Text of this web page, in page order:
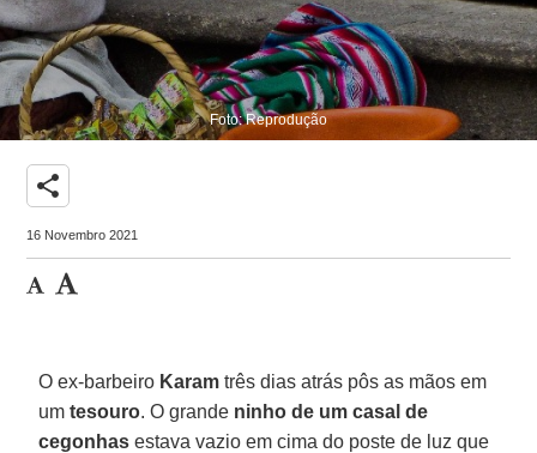
Foto: Reprodução
share
16 Novembro 2021
O ex-barbeiro Karam três dias atrás pôs as mãos em
umtesouro. O grande ninho de um casal de
cegonhas estava vazio em cima do poste de luz que